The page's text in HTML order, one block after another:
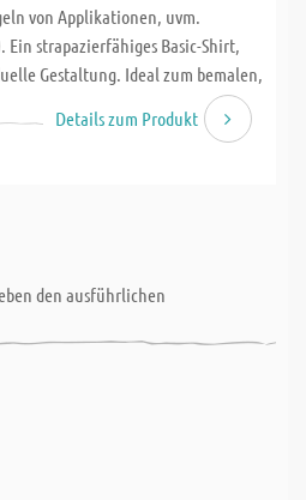
von Applikationen, uvm.
Ein strapazierfähiges Basic-Shirt,
Gestaltung. Ideal zum bemalen,
Ein Shirt lässt sich zu
Kindergeburtstag gestalten -
auffällige Farben und gemalte
Details zum Produkt
den ausführlichen